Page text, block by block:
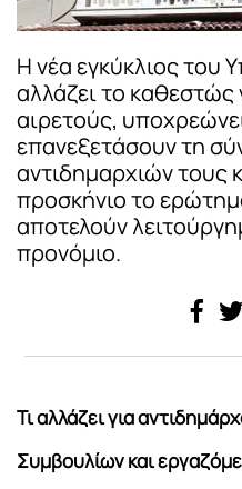
Η νέα εγκύκλιος του
αλλάζει το καθεστώς
αιρετούς,
επανεξετάσουν τη
αντιδημαρχιών τους
προσκήνιο το
αποτελούν
προνόμιο.
Τι αλλάζει για
Συμβουλίων και